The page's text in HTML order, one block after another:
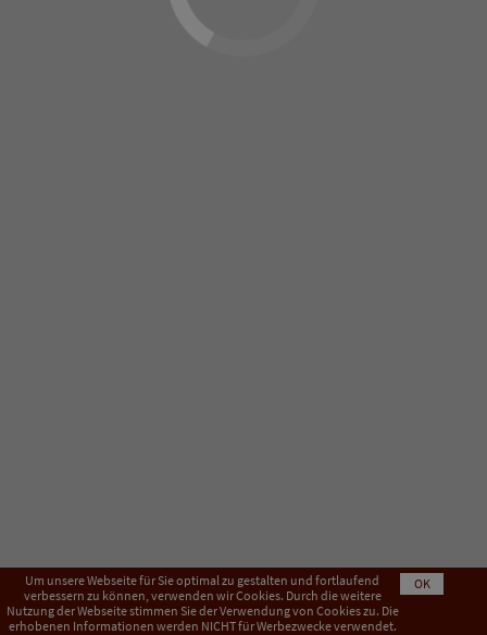
Um unsere Webseite für Sie optimal zu gestalten und fortlaufend
verbessern zu können, verwenden wir Cookies. Durch die weitere
Nutzung der Webseite stimmen Sie der Verwendung von Cookies zu. Die
erhobenen Informationen werden NICHT für Werbezwecke verwendet.
OK
Impressum AGB Datenschutzerklärung